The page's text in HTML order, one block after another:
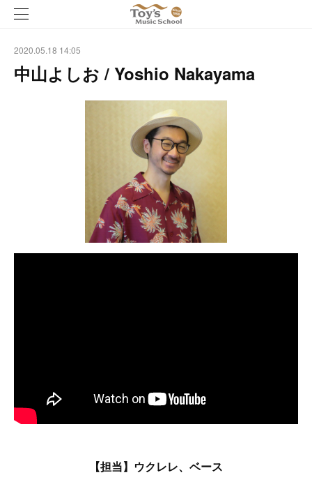
2020.05.18 14:05
中山よしお / Yoshio Nakayama
【担当】ウクレレ、ベース